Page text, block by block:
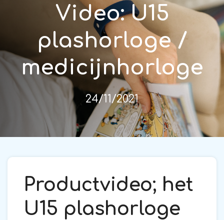
Video: U15
plashorloge /
medicijnhorloge
24/11/2021
Productvideo; het
U15 plashorloge